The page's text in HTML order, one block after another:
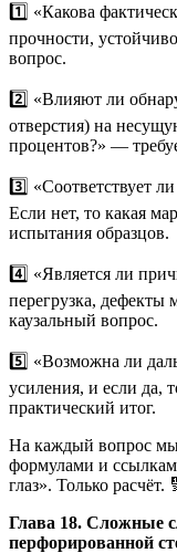
1️⃣ «Какова
прочности,
вопрос.
2️⃣ «Влияют ли
отверстия) на
процентов?» —
3️⃣ «Соответствует
Если нет, то какая
испытания образцов.
4️⃣ «Является ли
перегрузка,
каузальный вопрос.
5️⃣ «Возможна ли
усиления, и если да,
практический итог.
На каждый вопрос мы
формулами и
глаз». Только расчёт.
Глава 18. Сложные
перфорированной